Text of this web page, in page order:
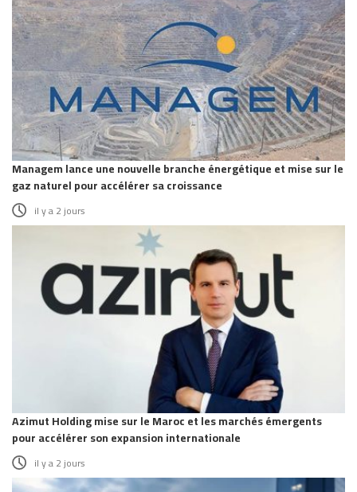
Managem lance une nouvelle branche énergétique et mise sur le
gaz naturel pour accélérer sa croissance
il y a 2 jours
Azimut Holding mise sur le Maroc et les marchés émergents
pour accélérer son expansion internationale
il y a 2 jours